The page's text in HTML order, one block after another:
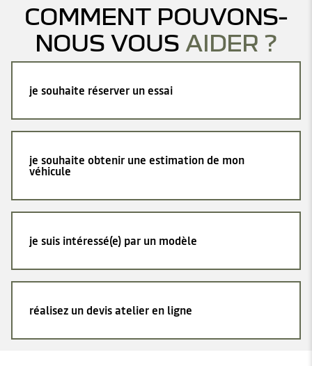
COMMENT POUVONS-
NOUS VOUS AIDER ?
je souhaite réserver un essai
je souhaite obtenir une estimation de mon
véhicule
je suis intéressé(e) par un modèle
réalisez un devis atelier en ligne